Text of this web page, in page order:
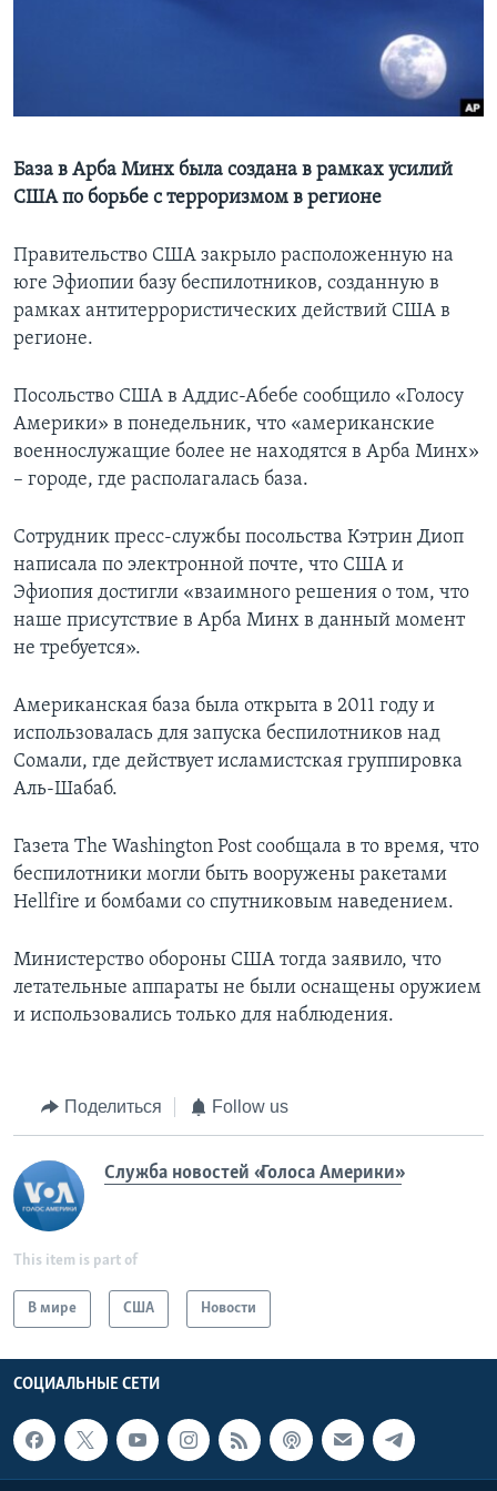
Языки
База в Арба Минх была создана в рамках усилий
США по борьбе с терроризмом в регионе
Правительство США закрыло расположенную на
юге Эфиопии базу беспилотников, созданную в
рамках антитеррористических действий США в
регионе.
Посольство США в Аддис-Абебе сообщило «Голосу
Америки» в понедельник, что «американские
военнослужащие более не находятся в Арба Минх»
– городе, где располагалась база.
Сотрудник пресс-службы посольства Кэтрин Диоп
написала по электронной почте, что США и
Эфиопия достигли «взаимного решения о том, что
наше присутствие в Арба Минх в данный момент
не требуется».
Американская база была открыта в 2011 году и
использовалась для запуска беспилотников над
Сомали, где действует исламистская группировка
Аль-Шабаб.
Газета The Washington Post сообщала в то время, что
беспилотники могли быть вооружены ракетами
Hellfire и бомбами со спутниковым наведением.
Министерство обороны США тогда заявило, что
летательные аппараты не были оснащены оружием
и использовались только для наблюдения.
Поделиться Follow us
Служба новостей «Голоса Америки»
This item is part of
В мире США Новости
СОЦИАЛЬНЫЕ СЕТИ